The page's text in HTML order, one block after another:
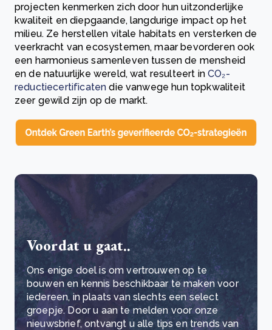
projecten kenmerken zich door hun uitzonderlijke
kwaliteit en diepgaande, langdurige impact op het
milieu. Ze herstellen vitale habitats en versterken de
veerkracht van ecosystemen, maar bevorderen ook
een harmonieus samenleven tussen de mensheid
en de natuurlijke wereld, wat resulteert inCO₂-
reductiecertificaten die vanwege hun topkwaliteit
zeer gewild zijn op de markt.
Voordat u gaat..
Ons enige doel is om vertrouwen op te
bouwen en kennis beschikbaar te maken voor
iedereen, in plaats van slechts een select
groepje. Door u aan te melden voor onze
nieuwsbrief, ontvangt u alle tips en trends van